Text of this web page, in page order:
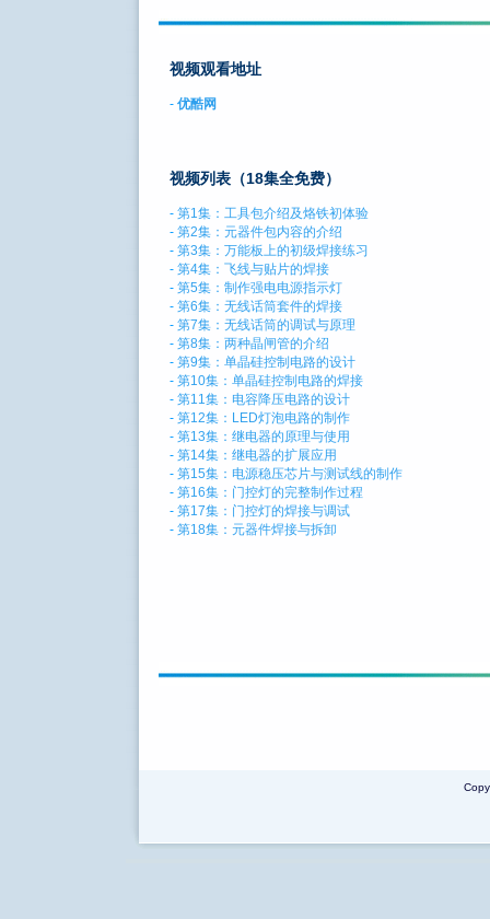
视频观看地址
- 优酷网
视频列表（18集全免费）
- 第1集：工具包介绍及烙铁初体验
- 第2集：元器件包内容的介绍
- 第3集：万能板上的初级焊接练习
- 第4集：飞线与贴片的焊接
- 第5集：制作强电电源指示灯
- 第6集：无线话筒套件的焊接
- 第7集：无线话筒的调试与原理
- 第8集：两种晶闸管的介绍
- 第9集：单晶硅控制电路的设计
- 第10集：单晶硅控制电路的焊接
- 第11集：电容降压电路的设计
- 第12集：LED灯泡电路的制作
- 第13集：继电器的原理与使用
- 第14集：继电器的扩展应用
- 第15集：电源稳压芯片与测试线的制作
- 第16集：门控灯的完整制作过程
- 第17集：门控灯的焊接与调试
- 第18集：元器件焊接与拆卸